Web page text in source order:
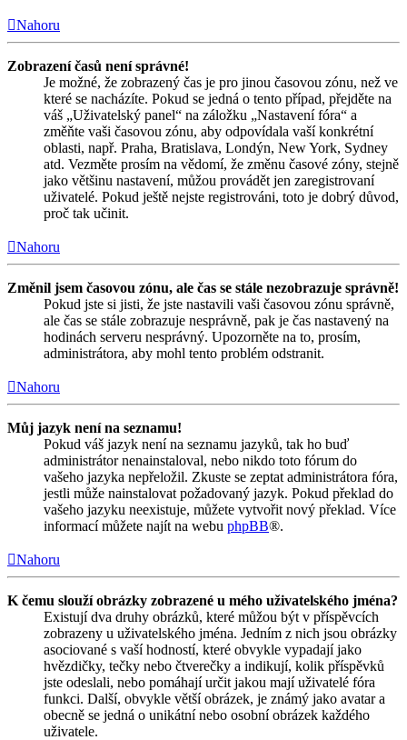
Nahoru
Zobrazení časů není správné!
Je možné, že zobrazený čas je pro jinou časovou zónu, než ve
které se nacházíte. Pokud se jedná o tento případ, přejděte na
váš „Uživatelský panel“ na záložku „Nastavení fóra“ a
změňte vaši časovou zónu, aby odpovídala vaší konkrétní
oblasti, např. Praha, Bratislava, Londýn, New York, Sydney
atd. Vezměte prosím na vědomí, že změnu časové zóny, stejně
jako většinu nastavení, můžou provádět jen zaregistrovaní
uživatelé. Pokud ještě nejste registrováni, toto je dobrý důvod,
proč tak učinit.
Nahoru
Změnil jsem časovou zónu, ale čas se stále nezobrazuje správně!
Pokud jste si jisti, že jste nastavili vaši časovou zónu správně,
ale čas se stále zobrazuje nesprávně, pak je čas nastavený na
hodinách serveru nesprávný. Upozorněte na to, prosím,
administrátora, aby mohl tento problém odstranit.
Nahoru
Můj jazyk není na seznamu!
Pokud váš jazyk není na seznamu jazyků, tak ho buď
administrátor nenainstaloval, nebo nikdo toto fórum do
vašeho jazyka nepřeložil. Zkuste se zeptat administrátora fóra,
jestli může nainstalovat požadovaný jazyk. Pokud překlad do
vašeho jazyku neexistuje, můžete vytvořit nový překlad. Více
informací můžete najít na webu phpBB®.
Nahoru
K čemu slouží obrázky zobrazené u mého uživatelského jména?
Existují dva druhy obrázků, které můžou být v příspěvcích
zobrazeny u uživatelského jména. Jedním z nich jsou obrázky
asociované s vaší hodností, které obvykle vypadají jako
hvězdičky, tečky nebo čtverečky a indikují, kolik příspěvků
jste odeslali, nebo pomáhají určit jakou mají uživatelé fóra
funkci. Další, obvykle větší obrázek, je známý jako avatar a
obecně se jedná o unikátní nebo osobní obrázek každého
uživatele.